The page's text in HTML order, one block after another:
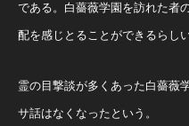
である。白薔薇学園を訪れた者
配を感じとることができるらしい
霊の目撃談が多くあった白薔薇
サ話はなくなったという。